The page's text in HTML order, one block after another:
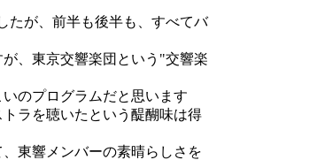
たが、前半も後半も、すべてバ
、東京交響楽団という"交響楽
のプログラムだと思います
ラを聴いたという醍醐味は得
東響メンバーの素晴らしさを